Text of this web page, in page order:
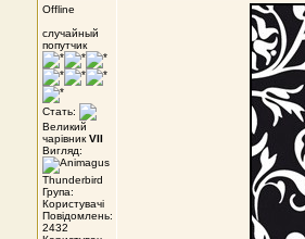
Offline
случайный
попутчик
Стать:
Великий
чарівник VII
Вигляд:
Група:
Користувачі
Повідомлень:
2432